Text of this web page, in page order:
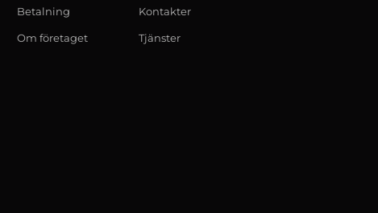
Betalning
Om företaget
Kontakter
Tjänster